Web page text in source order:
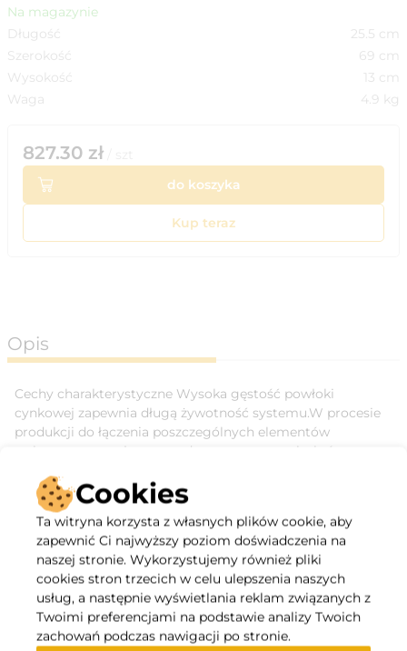
Na magazynie
Długość
25.5 cm
Szerokość
69 cm
Wysokość
13 cm
Waga
4.9 kg
827.30 zł
do koszyka
Kup teraz
Opis
Cechy charakterystyczne Wysoka gęstość powłoki
cynkowej zapewnia długą żywotność systemu.W procesie
produkcji do łączenia poszczególnych elementów
wykorzystywana jest metoda zaprasowywania, która
króćce wyposażone są w przetłoczenia ułatwiające montaż
kanału z uszczelką oraz laserowo wycinane blokady
wysunięcia kanału.Kształtki posiadają ranty montażowe
(szer. 15 mm) ułatwiające mocowanie.Długie przyłącza
anemostatów umożliwiają jego docięcie na wymaganą
długośćProdukty izolacyjne posiadają zabezpieczenie
przeciw rozwojowi grzybów i bakterii. Produkty posiadają
atest higieniczny pozwalający na stosowanie w przemyśle
spożywczym.
Cookies
Ta witryna korzysta z własnych plików cookie, aby
zapewnić Ci najwyższy poziom doświadczenia na
naszej stronie. Wykorzystujemy również pliki
cookies stron trzecich w celu ulepszenia naszych
usług, a następnie wyświetlania reklam związanych z
Twoimi preferencjami na podstawie analizy Twoich
zachowań podczas nawigacji po stronie.